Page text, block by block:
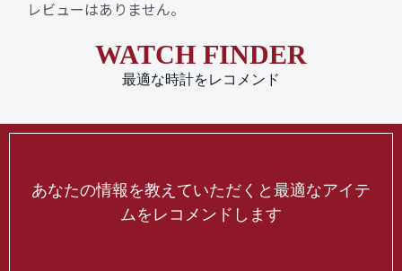
レビューはありません。
WATCH FINDER
最適な時計をレコメンド
あなたの情報を教えていただくと最適なアイテ
ムをレコメンドします